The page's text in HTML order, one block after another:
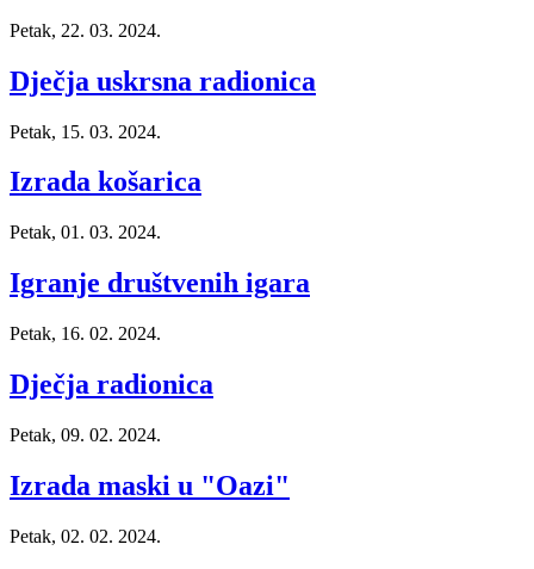
Petak, 22. 03. 2024.
Dječja uskrsna radionica
Petak, 15. 03. 2024.
Izrada košarica
Petak, 01. 03. 2024.
Igranje društvenih igara
Petak, 16. 02. 2024.
Dječja radionica
Petak, 09. 02. 2024.
Izrada maski u "Oazi"
Petak, 02. 02. 2024.